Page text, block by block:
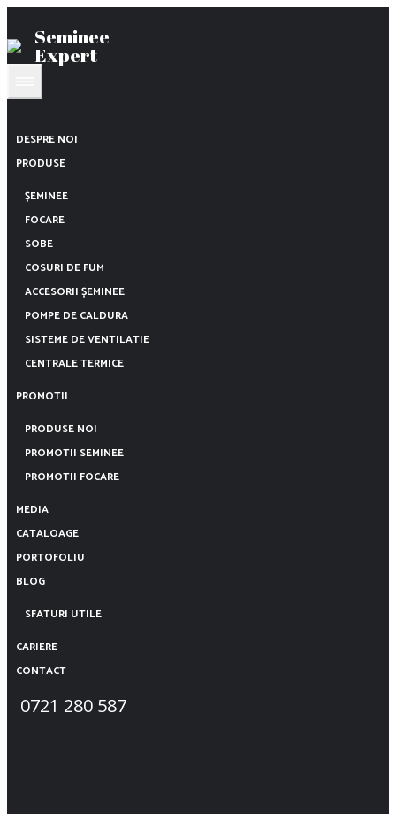
Seminee
Expert
DESPRE NOI
PRODUSE
ȘEMINEE
FOCARE
SOBE
COSURI DE FUM
ACCESORII ȘEMINEE
POMPE DE CALDURA
SISTEME DE VENTILATIE
CENTRALE TERMICE
PROMOTII
PRODUSE NOI
PROMOTII SEMINEE
PROMOTII FOCARE
MEDIA
CATALOAGE
PORTOFOLIU
BLOG
SFATURI UTILE
CARIERE
CONTACT
0721 280 587